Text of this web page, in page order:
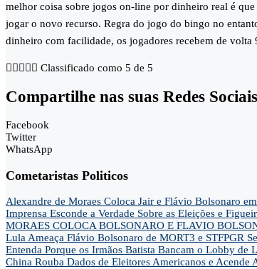
melhor coisa sobre jogos on-line por dinheiro real é
jogar o novo recurso. Regra do jogo do bingo no
dinheiro com facilidade, os jogadores recebem de volta
     Classificado como 5 de 5
Compartilhe nas suas Redes Sociais
Facebook
Twitter
WhatsApp
Cometaristas Politicos
Alexandre de Moraes Coloca Jair e Flávio Bolsonaro
Imprensa Esconde a Verdade Sobre as Eleições e
MORAES COLOCA BOLSONARO E FLAVIO
Lula Ameaça Flávio Bolsonaro de MORT3 e STFPGR
Entenda Porque os Irmãos Batista Bancam o Lobby de
China Rouba Dados de Eleitores Americanos e Acende